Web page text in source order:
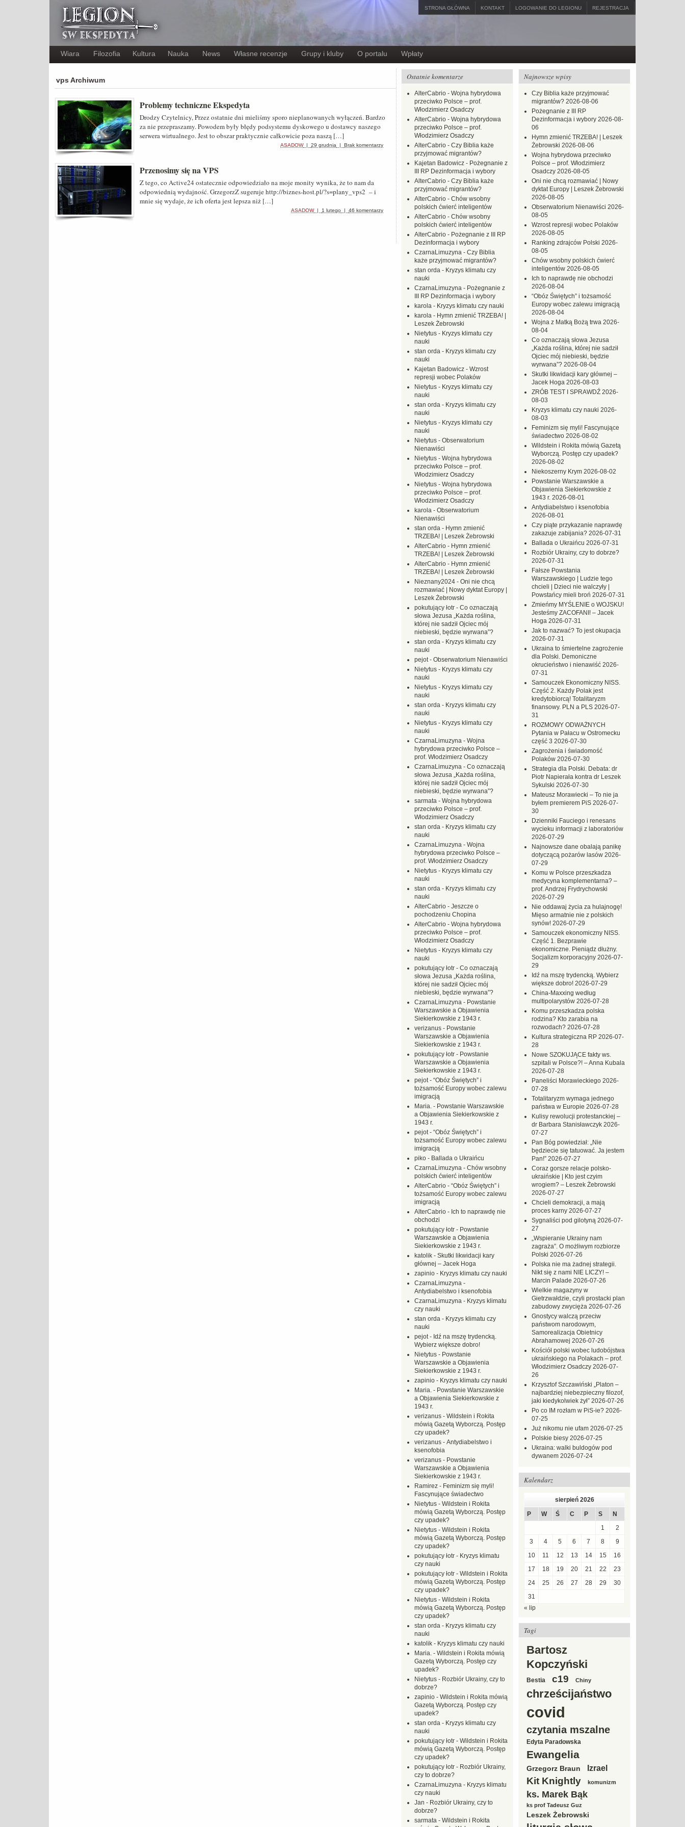
STRONA GŁÓWNA KONTAKT LOGOWANIE DO LEGIONU REJESTRACJA
Wiara Filozofia Kultura Nauka News Własne recenzje Grupy i kluby O portalu Wpłaty
vps Archiwum
Problemy techniczne Ekspedyta
Drodzy Czytelnicy, Przez ostatnie dni mieliśmy sporo nieplanowanych wyłączeń. Bardzo
za nie przepraszamy. Powodem były błędy podsystemu dyskowego u dostawcy naszego
serwera wirtualnego. Jest to obszar praktycznie całkowicie poza naszą […]
ASADOW| 29 grudnia | Brak komentarzy
Przenosimy się na VPS
Z tego, co Active24 ostatecznie odpowiedziało na moje monity wynika, że to nam da
odpowiednią wydajność. GrzegorzZ sugeruje http://biznes-host.pl/?s=plany_vps2 – i
mnie się wydaje, że ich oferta jest lepsza niż […]
ASADOW| 1 lutego | 46 komentarzy
Najnowsze wpisy
Czy Biblia każe przyjmować
migrantów? 2026-08-06
Pożegnanie z III RP
Dezinformacja i wybory 2026-08-
06
Hymn zmienić TRZEBA! | Leszek
Żebrowski 2026-08-06
Wojna hybrydowa przeciwko
Polsce – prof. Włodzimierz
Osadczy 2026-08-05
Oni nie chcą rozmawiać | Nowy
dyktat Europy | Leszek Żebrowski
2026-08-05
Obserwatorium Nienawiści 2026-
08-05
Wzrost represji wobec Polaków
2026-08-05
Ranking zdrajców Polski 2026-
08-05
Chów wsobny polskich ćwierć
inteligentów 2026-08-05
Ich to naprawdę nie obchodzi
2026-08-04
“Obóz Świętych” i tożsamość
Europy wobec zalewu imigracją
2026-08-04
Wojna z Matką Bożą trwa 2026-
08-04
Co oznaczają słowa Jezusa
„Każda roślina, której nie sadził
Ojciec mój niebieski, będzie
wyrwana”? 2026-08-04
Skutki likwidacji kary głównej –
Jacek Hoga 2026-08-03
ZRÓB TEST I SPRAWDŹ 2026-
08-03
Kryzys klimatu czy nauki 2026-
08-03
Feminizm się myli! Fascynujące
świadectwo 2026-08-02
Wildstein i Rokita mówią Gazetą
Wyborczą. Postęp czy upadek?
2026-08-02
Niekoszerny Krym 2026-08-02
Powstanie Warszawskie a
Objawienia Siekierkowskie z
1943 r. 2026-08-01
Antydiabelstwo i ksenofobia
2026-08-01
Czy piąte przykazanie naprawdę
zakazuje zabijania? 2026-07-31
Ballada o Ukraińcu 2026-07-31
Rozbiór Ukrainy, czy to dobrze?
2026-07-31
Fałsze Powstania
Warszawskiego | Ludzie tego
chcieli | Dzieci nie walczyły |
Powstańcy mieli broń 2026-07-31
Zmieńmy MYŚLENIE o WOJSKU!
Jesteśmy ZACOFANI! – Jacek
Hoga 2026-07-31
Jak to nazwać? To jest okupacja
2026-07-31
Ukraina to śmiertelne zagrożenie
dla Polski. Demoniczne
okrucieństwo i nienawiść 2026-
07-31
Samouczek Ekonomiczny NISS.
Część 2. Każdy Polak jest
kredytobiorcą! Totalitaryzm
finansowy. PLN a PLS 2026-07-
31
ROZMOWY ODWAŻNYCH
Pytania w Pałacu w Ostromecku
część 3 2026-07-30
Zagrożenia i świadomość
Polaków 2026-07-30
Strategia dla Polski. Debata: dr
Piotr Napierała kontra dr Leszek
Sykulski 2026-07-30
Mateusz Morawiecki – To nie ja
byłem premierem PiS 2026-07-
30
Dzienniki Fauciego i renesans
wycieku informacji z laboratoriów
2026-07-29
Najnowsze dane obalają panikę
dotyczącą pożarów lasów 2026-
07-29
Komu w Polsce przeszkadza
medycyna komplementarna? –
prof. Andrzej Frydrychowski
2026-07-29
Nie oddawaj życia za hulajnogę!
Mięso armatnie nie z polskich
synów! 2026-07-29
Samouczek ekonomiczny NISS.
Część 1. Bezprawie
ekonomiczne. Pieniądz dłużny.
Socjalizm korporacyjny 2026-07-
29
Idź na mszę trydencką. Wybierz
większe dobro! 2026-07-29
China-Maxxing według
multipolarystów 2026-07-28
Komu przeszkadza polska
rodzina? Kto zarabia na
rozwodach? 2026-07-28
Kultura strategiczna RP 2026-07-
28
Nowe SZOKUJĄCE fakty ws.
szpitali w Polsce?! – Anna Kubala
2026-07-28
Paneliści Morawieckiego 2026-
07-28
Totalitaryzm wymaga jednego
państwa w Europie 2026-07-28
Kulisy rewolucji protestanckiej –
dr Barbara Stanisławczyk 2026-
07-27
Pan Bóg powiedział: „Nie
będziecie się tatuować. Ja jestem
Pan!” 2026-07-27
Coraz gorsze relacje polsko-
ukraińskie | Kto jest czyim
wrogiem? – Leszek Żebrowski
2026-07-27
Chcieli demokracji, a mają
proces karny 2026-07-27
Sygnaliści pod gilotyną 2026-07-
27
„Wspieranie Ukrainy nam
zagraża”. O możliwym rozbiorze
Polski 2026-07-26
Polska nie ma żadnej strategii.
Nikt się z nami NIE LICZY! –
Marcin Palade 2026-07-26
Wielkie magazyny w
Gietrzwałdzie, czyli prostacki plan
zabudowy zwycięża 2026-07-26
Gnostycy walczą przeciw
państwom narodowym,
Samorealizacja Obietnicy
Abrahamowej 2026-07-26
Kościół polski wobec ludobójstwa
ukraińskiego na Polakach – prof.
Włodzimierz Osadczy 2026-07-
26
Krzysztof Szczawiński „Platon –
najbardziej niebezpieczny filozof,
jaki kiedykolwiek żył” 2026-07-26
Po co IM rozłam w PiS-ie? 2026-
07-25
Już nikomu nie ufam 2026-07-25
Polskie biesy 2026-07-25
Ukraina: walki buldogów pod
dywanem 2026-07-24
Kalendarz
sierpień 2026
P
W Ś C P S
N
1
2
3
4 5 6 7 8
9
10
11 12 13 14 15
16
17
18 19 20 21 22
23
24
25 26 27 28 29
30
31
« lip
Tagi
Bartosz
Kopczyński
Bestia c19 Chiny
chrześcijaństwo
covid
czytania mszalne
Edyta Paradowska
Ewangelia
Grzegorz Braun Izrael
Kit Knightly komunizm
ks. Marek Bąk
ks prof Tadeusz Guz
Leszek Żebrowski
Ostatnie komentarze
AlterCabrio - Wojna hybrydowa
przeciwko Polsce – prof.
Włodzimierz Osadczy
AlterCabrio - Wojna hybrydowa
przeciwko Polsce – prof.
Włodzimierz Osadczy
AlterCabrio - Czy Biblia każe
przyjmować migrantów?
Kajetan Badowicz - Pożegnanie z
III RP Dezinformacja i wybory
AlterCabrio - Czy Biblia każe
przyjmować migrantów?
AlterCabrio - Chów wsobny
polskich ćwierć inteligentów
AlterCabrio - Chów wsobny
polskich ćwierć inteligentów
AlterCabrio - Pożegnanie z III RP
Dezinformacja i wybory
CzarnaLimuzyna - Czy Biblia
każe przyjmować migrantów?
stan orda - Kryzys klimatu czy
nauki
CzarnaLimuzyna - Pożegnanie z
III RP Dezinformacja i wybory
karola - Kryzys klimatu czy nauki
karola - Hymn zmienić TRZEBA! |
Leszek Żebrowski
Nietytus - Kryzys klimatu czy
nauki
stan orda - Kryzys klimatu czy
nauki
Kajetan Badowicz - Wzrost
represji wobec Polaków
Nietytus - Kryzys klimatu czy
nauki
stan orda - Kryzys klimatu czy
nauki
Nietytus - Kryzys klimatu czy
nauki
Nietytus - Obserwatorium
Nienawiści
Nietytus - Wojna hybrydowa
przeciwko Polsce – prof.
Włodzimierz Osadczy
Nietytus - Wojna hybrydowa
przeciwko Polsce – prof.
Włodzimierz Osadczy
karola - Obserwatorium
Nienawiści
stan orda - Hymn zmienić
TRZEBA! | Leszek Żebrowski
AlterCabrio - Hymn zmienić
TRZEBA! | Leszek Żebrowski
AlterCabrio - Hymn zmienić
TRZEBA! | Leszek Żebrowski
Nieznany2024 - Oni nie chcą
rozmawiać | Nowy dyktat Europy |
Leszek Żebrowski
pokutujący łotr - Co oznaczają
słowa Jezusa „Każda roślina,
której nie sadził Ojciec mój
niebieski, będzie wyrwana”?
stan orda - Kryzys klimatu czy
nauki
pejot- Obserwatorium Nienawiści
Nietytus - Kryzys klimatu czy
nauki
Nietytus - Kryzys klimatu czy
nauki
stan orda - Kryzys klimatu czy
nauki
Nietytus - Kryzys klimatu czy
nauki
CzarnaLimuzyna - Wojna
hybrydowa przeciwko Polsce –
prof. Włodzimierz Osadczy
CzarnaLimuzyna - Co oznaczają
słowa Jezusa „Każda roślina,
której nie sadził Ojciec mój
niebieski, będzie wyrwana”?
sarmata - Wojna hybrydowa
przeciwko Polsce – prof.
Włodzimierz Osadczy
stan orda - Kryzys klimatu czy
nauki
CzarnaLimuzyna - Wojna
hybrydowa przeciwko Polsce –
prof. Włodzimierz Osadczy
Nietytus - Kryzys klimatu czy
nauki
stan orda - Kryzys klimatu czy
nauki
AlterCabrio - Jeszcze o
pochodzeniu Chopina
AlterCabrio - Wojna hybrydowa
przeciwko Polsce – prof.
Włodzimierz Osadczy
Nietytus - Kryzys klimatu czy
nauki
pokutujący łotr - Co oznaczają
słowa Jezusa „Każda roślina,
której nie sadził Ojciec mój
niebieski, będzie wyrwana”?
CzarnaLimuzyna - Powstanie
Warszawskie a Objawienia
Siekierkowskie z 1943 r.
verizanus - Powstanie
Warszawskie a Objawienia
Siekierkowskie z 1943 r.
pokutujący łotr - Powstanie
Warszawskie a Objawienia
Siekierkowskie z 1943 r.
pejot- “Obóz Świętych” i
tożsamość Europy wobec zalewu
imigracją
Maria. - Powstanie Warszawskie
a Objawienia Siekierkowskie z
1943 r.
pejot- “Obóz Świętych” i
tożsamość Europy wobec zalewu
imigracją
piko - Ballada o Ukraińcu
CzarnaLimuzyna - Chów wsobny
polskich ćwierć inteligentów
AlterCabrio - “Obóz Świętych” i
tożsamość Europy wobec zalewu
imigracją
AlterCabrio - Ich to naprawdę nie
obchodzi
pokutujący łotr - Powstanie
Warszawskie a Objawienia
Siekierkowskie z 1943 r.
katolik - Skutki likwidacji kary
głównej – Jacek Hoga
zapinio - Kryzys klimatu czy nauki
CzarnaLimuzyna -
Antydiabelstwo i ksenofobia
CzarnaLimuzyna - Kryzys klimatu
czy nauki
stan orda - Kryzys klimatu czy
nauki
pejot- Idź na mszę trydencką.
Wybierz większe dobro!
Nietytus - Powstanie
Warszawskie a Objawienia
Siekierkowskie z 1943 r.
zapinio - Kryzys klimatu czy nauki
Maria. - Powstanie Warszawskie
a Objawienia Siekierkowskie z
1943 r.
verizanus - Wildstein i Rokita
mówią Gazetą Wyborczą. Postęp
czy upadek?
verizanus - Antydiabelstwo i
ksenofobia
verizanus - Powstanie
Warszawskie a Objawienia
Siekierkowskie z 1943 r.
Ramirez - Feminizm się myli!
Fascynujące świadectwo
Nietytus - Wildstein i Rokita
mówią Gazetą Wyborczą. Postęp
czy upadek?
Nietytus - Wildstein i Rokita
mówią Gazetą Wyborczą. Postęp
czy upadek?
pokutujący łotr - Kryzys klimatu
czy nauki
pokutujący łotr - Wildstein i Rokita
mówią Gazetą Wyborczą. Postęp
czy upadek?
Nietytus - Wildstein i Rokita
mówią Gazetą Wyborczą. Postęp
czy upadek?
stan orda - Kryzys klimatu czy
nauki
katolik - Kryzys klimatu czy nauki
Maria. - Wildstein i Rokita mówią
Gazetą Wyborczą. Postęp czy
upadek?
Nietytus - Rozbiór Ukrainy, czy to
dobrze?
zapinio - Wildstein i Rokita mówią
Gazetą Wyborczą. Postęp czy
upadek?
stan orda - Kryzys klimatu czy
nauki
pokutujący łotr - Wildstein i Rokita
mówią Gazetą Wyborczą. Postęp
czy upadek?
pokutujący łotr - Rozbiór Ukrainy,
czy to dobrze?
CzarnaLimuzyna - Kryzys klimatu
czy nauki
Jan - Rozbiór Ukrainy, czy to
dobrze?
sarmata - Wildstein i Rokita